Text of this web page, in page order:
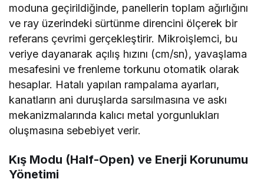
moduna geçirildiğinde, panellerin toplam ağırlığını
ve ray üzerindeki sürtünme direncini ölçerek bir
referans çevrimi gerçekleştirir. Mikroişlemci, bu
veriye dayanarak açılış hızını (cm/sn), yavaşlama
mesafesini ve frenleme torkunu otomatik olarak
hesaplar. Hatalı yapılan rampalama ayarları,
kanatların ani duruşlarda sarsılmasına ve askı
mekanizmalarında kalıcı metal yorgunlukları
oluşmasına sebebiyet verir.
Kış Modu (Half-Open) ve Enerji Korunumu
Yönetimi